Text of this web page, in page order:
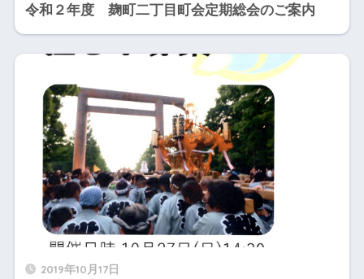
令和２年度 麹町二丁目町会定期総会のご案内
2019年10月17日